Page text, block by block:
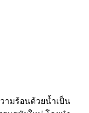
ามร้อนด้วยน้ำเป็น